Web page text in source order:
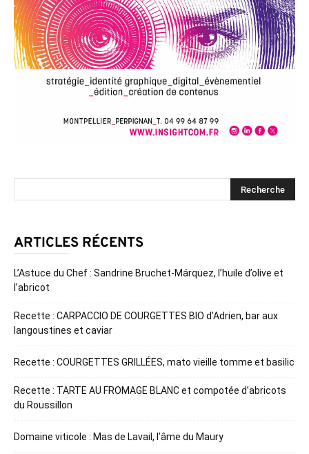
ARTICLES RÉCENTS
L’Astuce du Chef : Sandrine Bruchet-Márquez, l’huile d’olive et
l’abricot
Recette : CARPACCIO DE COURGETTES BIO d’Adrien, bar aux
langoustines et caviar
Recette : COURGETTES GRILLÉES, mato vieille tomme et basilic
Recette : TARTE AU FROMAGE BLANC et compotée d’abricots
du Roussillon
Domaine viticole : Mas de Lavail, l’âme du Maury